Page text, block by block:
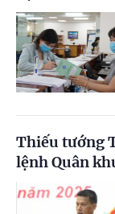
Thiếu tướng
lệnh Quân